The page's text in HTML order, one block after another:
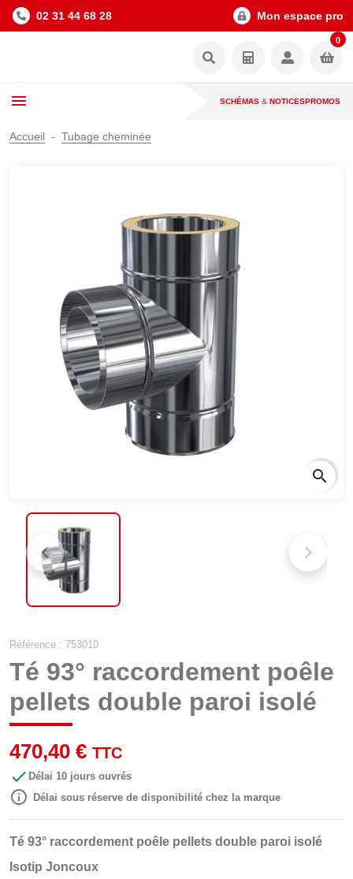
02 31 44 68 28 Mon espace pro
0
SCHÉMAS & NOTICESPROMOS
Accueil Tubage cheminée
search
Référence : 753010
Té 93° raccordement poêle
pellets double paroi isolé
470,40 € TTC
 Délai 10 jours ouvrés
 Délai sous réserve de disponibilité chez la marque
Té 93° raccordement poêle pellets double paroi isolé
Isotip Joncoux